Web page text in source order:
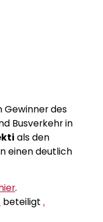
Gewinner des
Busverkehr in
als den
einen deutlich
.
beteiligt .